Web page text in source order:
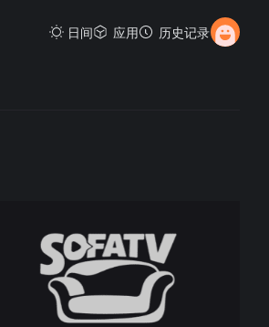
日间 应用 历史记录